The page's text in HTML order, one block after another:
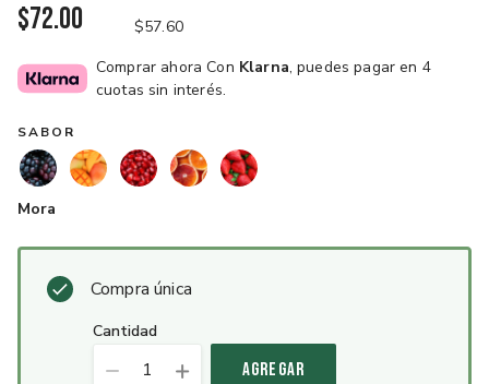
$72.00
$57.60
Comprar ahora Con Klarna, puedes pagar en 4
cuotas sin interés.
SABOR
Mora
Compra única
cantidad
1 AGREGAR